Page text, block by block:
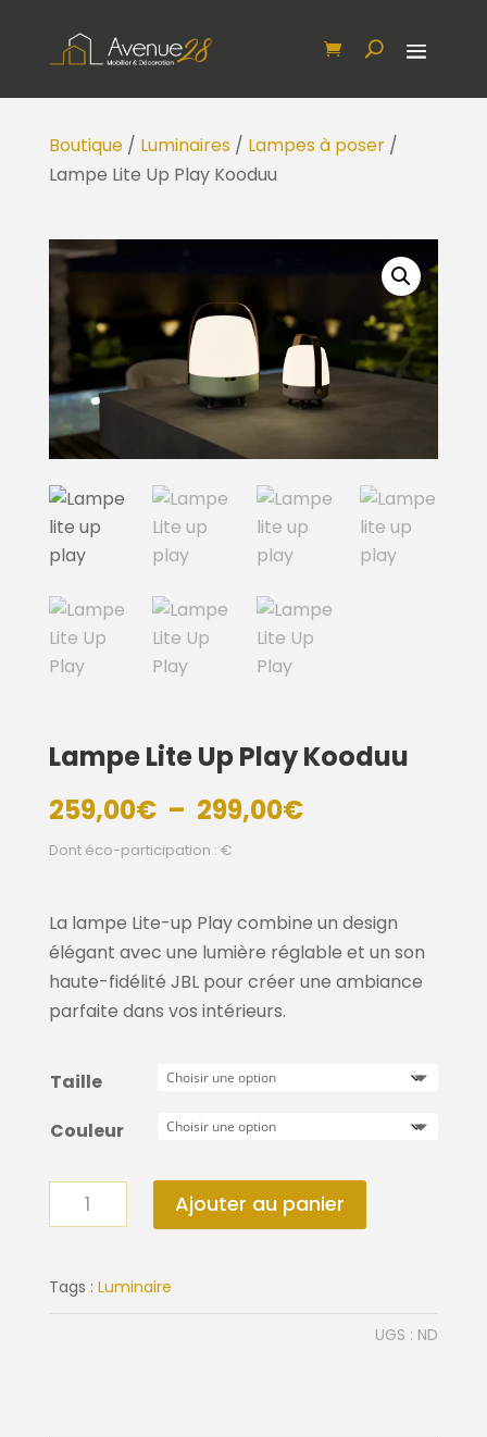
Boutique/ Luminaires/ Lampes à poser/
Lampe Lite Up Play Kooduu
Lampe Lite Up Play Kooduu
259,00€ – 299,00€Plage
à
299,00€
Dont éco-participation : €
La lampe Lite-up Play combine un design
élégant avec une lumière réglable et un son
haute-fidélité JBL pour créer une ambiance
parfaite dans vos intérieurs.
Taille
Couleur
quantité
de
Lite
Up
Ajouter au panier
Tags : Luminaire
UGS : ND